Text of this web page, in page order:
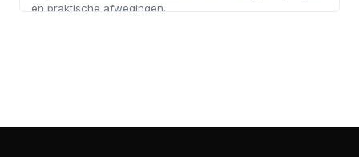
en praktische afwegingen.